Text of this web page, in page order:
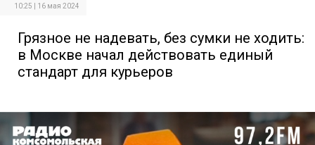
10:25 | 16 мая 2024
Грязное не надевать, без сумки не ходить:
в Москве начал действовать единый
стандарт для курьеров